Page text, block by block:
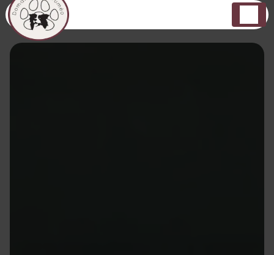
Panneau de gestion des cookies